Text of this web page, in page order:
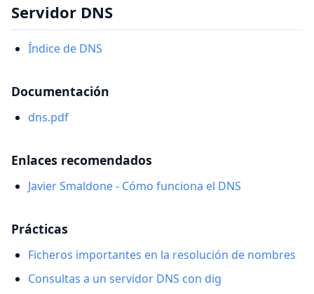
Servidor DNS
Índice de DNS
Documentación
dns.pdf
Enlaces recomendados
Javier Smaldone - Cómo funciona el DNS
Prácticas
Ficheros importantes en la resolución de nombres
Consultas a un servidor DNS con dig